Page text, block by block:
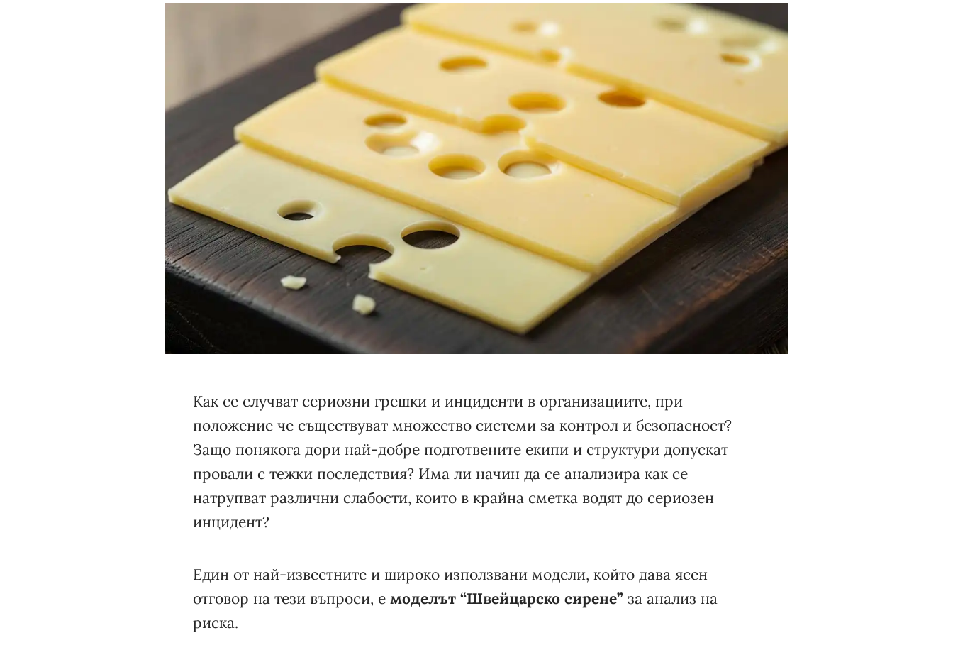
Как се случват сериозни грешки и инциденти в организациите, при
положение че съществуват множество системи за контрол и безопасност?
Защо понякога дори най-добре подготвените екипи и структури допускат
провали с тежки последствия? Има ли начин да се анализира как се
натрупват различни слабости, които в крайна сметка водят до сериозен
инцидент?
Един от най-известните и широко използвани модели, който дава ясен
отговор на тези въпроси, е моделът “Швейцарско сирене” за анализ на
риска.